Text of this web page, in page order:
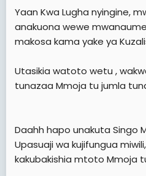
Yaan Kwa Lugha nyingine,
anakuona wewe
makosa kama yake ya
Utasikia watoto wetu ,
tunazaa Mmoja tu jumla
Daahh hapo unakuta Singo
Upasuaji wa kujifungua
kakubakishia mtoto Mmoja